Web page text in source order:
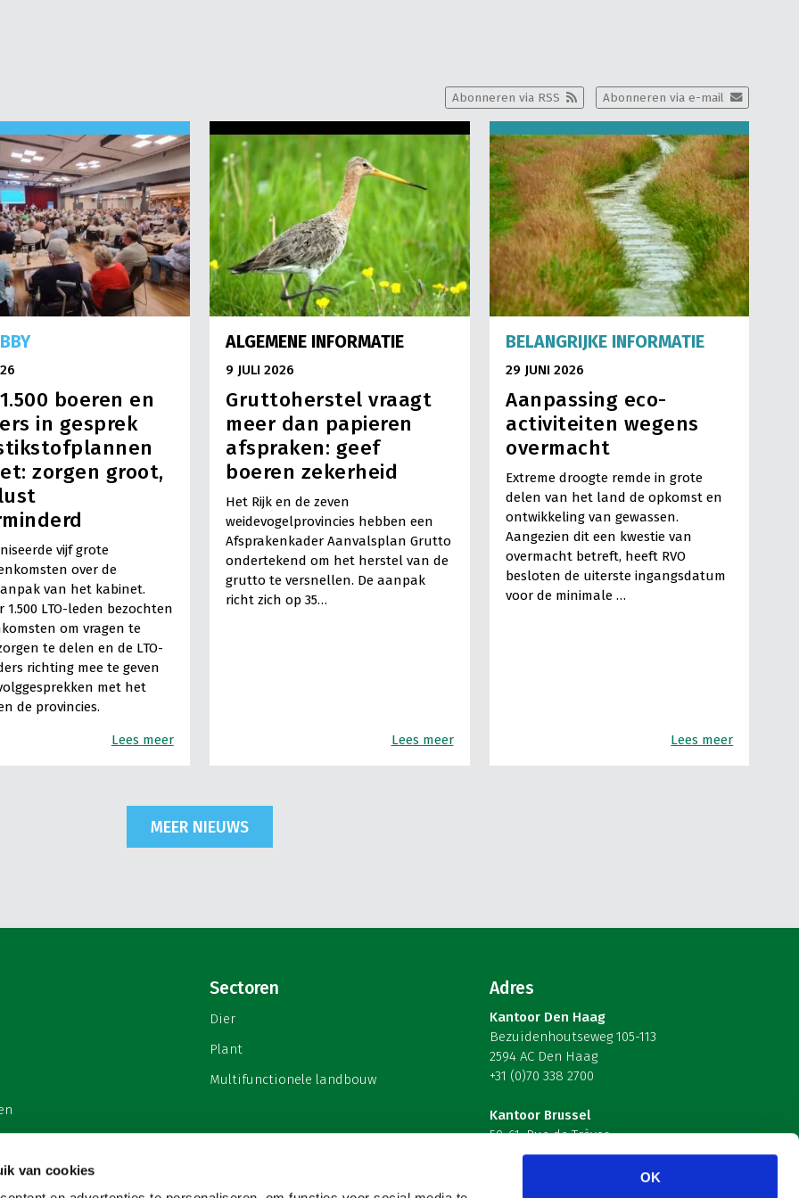
van cookies
OK
Abonneren via e-mail
Abonneren via RSS
boeren en
in gesprek
zorgen groot,
vijf grote
over de
van het kabinet.
1.500 LTO-leden bezochten
om vragen te
te delen en de LTO-
richting mee te geven
met het
de provincies.
Lees meer
ALGEMENE INFORMATIE
9 JULI 2026
Gruttoherstel vraagt
meer dan papieren
afspraken: geef
boeren zekerheid
Het Rijk en de zeven
weidevogelprovincies hebben een
Afsprakenkader Aanvalsplan Grutto
ondertekend om het herstel van de
grutto te versnellen. De aanpak
richt zich op 35…
Lees meer
BELANGRIJKE INFORMATIE
29 JUNI 2026
Aanpassing eco-
activiteiten wegens
overmacht
Extreme droogte remde in grote
delen van het land de opkomst en
ontwikkeling van gewassen.
Aangezien dit een kwestie van
overmacht betreft, heeft RVO
besloten de uiterste ingangsdatum
voor de minimale …
Lees meer
MEER NIEUWS
Sectoren
Dier
Plant
Multifunctionele landbouw
Adres
Kantoor Den Haag
Bezuidenhoutseweg 105-113
2594 AC Den Haag
+31 (0)70 338 2700
Kantoor Brussel
59-61, Rue de Trèves
B-1040 Brussel – België